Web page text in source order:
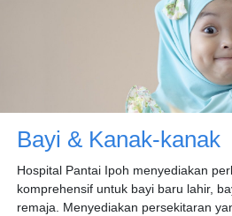
Bayi & Kanak-kanak
Hospital Pantai Ipoh menyediakan
komprehensif untuk bayi baru lahir,
remaja. Menyediakan persekitaran